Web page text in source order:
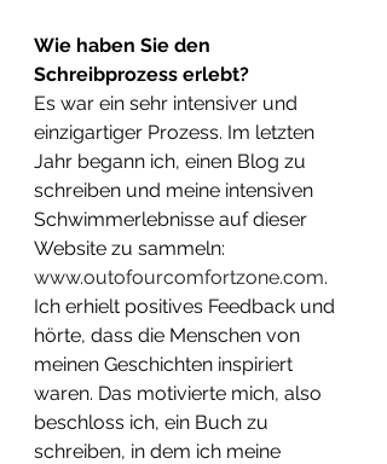
Wie haben Sie den
Schreibprozess erlebt?
Es war ein sehr intensiver und
einzigartiger Prozess. Im letzten
Jahr begann ich, einen Blog zu
schreiben und meine intensiven
Schwimmerlebnisse auf dieser
Website zu sammeln:
www.outofourcomfortzone.com.
Ich erhielt positives Feedback und
hörte, dass die Menschen von
meinen Geschichten inspiriert
waren. Das motivierte mich, also
beschloss ich, ein Buch zu
schreiben, in dem ich meine